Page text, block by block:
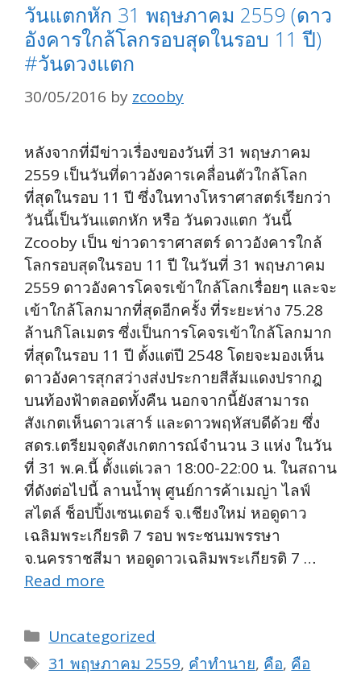
วันแตกหัก 31 พฤษภาคม 2559 (ดาว
อังคารใกล้โลกรอบสุดในรอบ 11 ปี)
#วันดวงแตก
30/05/2016 by zcooby
หลังจากที่มีข่าวเรื่องของวันที่ 31 พฤษภาคม
2559 เป็นวันที่ดาวอังคารเคลื่อนตัวใกล้โลก
ที่สุดในรอบ 11 ปี ซึ่งในทางโหราศาสตร์เรียกว่า
วันนี้เป็นวันแตกหัก หรือ วันดวงแตก วันนี้
Zcooby เป็น ข่าวดาราศาสตร์ ดาวอังคารใกล้
โลกรอบสุดในรอบ 11 ปี ในวันที่ 31 พฤษภาคม
2559 ดาวอังคารโคจรเข้าใกล้โลกเรื่อยๆ และจะ
เข้าใกล้โลกมากที่สุดอีกครั้ง ที่ระยะห่าง 75.28
ล้านกิโลเมตร ซึ่งเป็นการโคจรเข้าใกล้โลกมาก
ที่สุดในรอบ 11 ปี ตั้งแต่ปี 2548 โดยจะมองเห็น
ดาวอังคารสุกสว่างส่งประกายสีส้มแดงปรากฎ
บนท้องฟ้าตลอดทั้งคืน นอกจากนี้ยังสามารถ
สังเกตเห็นดาวเสาร์ และดาวพฤหัสบดีด้วย ซึ่ง
สดร.เตรียมจุดสังเกตการณ์จำนวน 3 แห่ง ในวัน
ที่ 31 พ.ค.นี้ ตั้งแต่เวลา 18:00-22:00 น. ในสถาน
ที่ดังต่อไปนี้ ลานน้ำพุ ศูนย์การค้าเมญ่า ไลฟ์
สไตล์ ช็อปปิ้งเซนเตอร์ จ.เชียงใหม่ หอดูดาว
เฉลิมพระเกียรติ 7 รอบ พระชนมพรรษา
จ.นครราชสีมา หอดูดาวเฉลิมพระเกียรติ 7 …
Read more
Categories
Uncategorized
Tags
31 พฤษภาคม 2559, คำทำนาย, คือ, คือ